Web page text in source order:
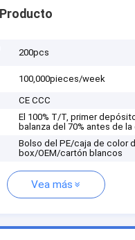
200pcs
100,000pieces/week
CE CCC
El 100% T/T, primer
balanza del 70% antes de
Bolso del PE/caja de color
box/OEM/cartón blancos
Vea más